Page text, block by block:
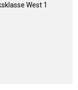
West 1